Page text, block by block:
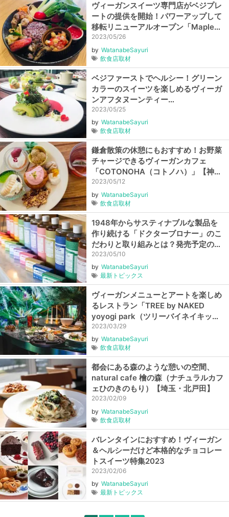
ヴィーガンスイーツ専門店がベジプレ
ートの提供を開始！パワーアップして
移転リニューアルオープン「Maple
Raw（メープルロー）」【東京・田園
調布】
2023/05/26
by WatanabeSayuri
飲食店取材
ベジファーストでヘルシー！グリーン
カラーのスイーツを楽しめるヴィーガ
ンアフタヌーンティー
「NAMIKI667」【東京・銀座】
2023/05/25
by WatanabeSayuri
飲食店取材
鎌倉散策の休憩にもおすすめ！お野菜
チャージできるヴィーガンカフェ
「COTONOHA（コトノハ）」【神奈
川・長谷】
2023/05/12
by WatanabeSayuri
飲食店取材
1948年からサスティナブルな製品を
作り続ける「ドクターブロナー」のこ
だわりと取り組みとは？発売予定の最
新情報もお届け！
2023/05/10
by WatanabeSayuri
最新トピックス
ヴィーガンメニューとアートを楽しめ
るレストラン「TREE by NAKED
yoyogi park（ツリーバイネイキッド
ヨヨギパーク）」【東京・代々木公
園】
2023/03/29
by WatanabeSayuri
飲食店取材
都会にある森のような憩いの空間、
natural cafe 檜の森（ナチュラルカフ
ェひのきのもり）【埼玉・北戸田】
2023/02/09
by WatanabeSayuri
飲食店取材
バレンタインにおすすめ！ヴィーガン
＆ヘルシーだけど本格的なチョコレー
トスイーツ特集2023
2023/02/06
by WatanabeSayuri
最新トピックス